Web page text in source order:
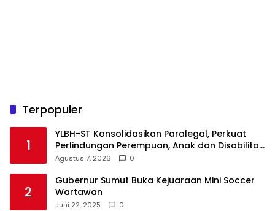
Terpopuler
1
YLBH-ST Konsolidasikan Paralegal, Perkuat
Perlindungan Perempuan, Anak dan Disabilitas
Agustus 7, 2026 0
2
Gubernur Sumut Buka Kejuaraan Mini Soccer
Wartawan
Juni 22, 2025 0